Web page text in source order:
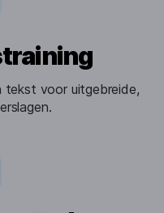
tekst voor uitgebreide,